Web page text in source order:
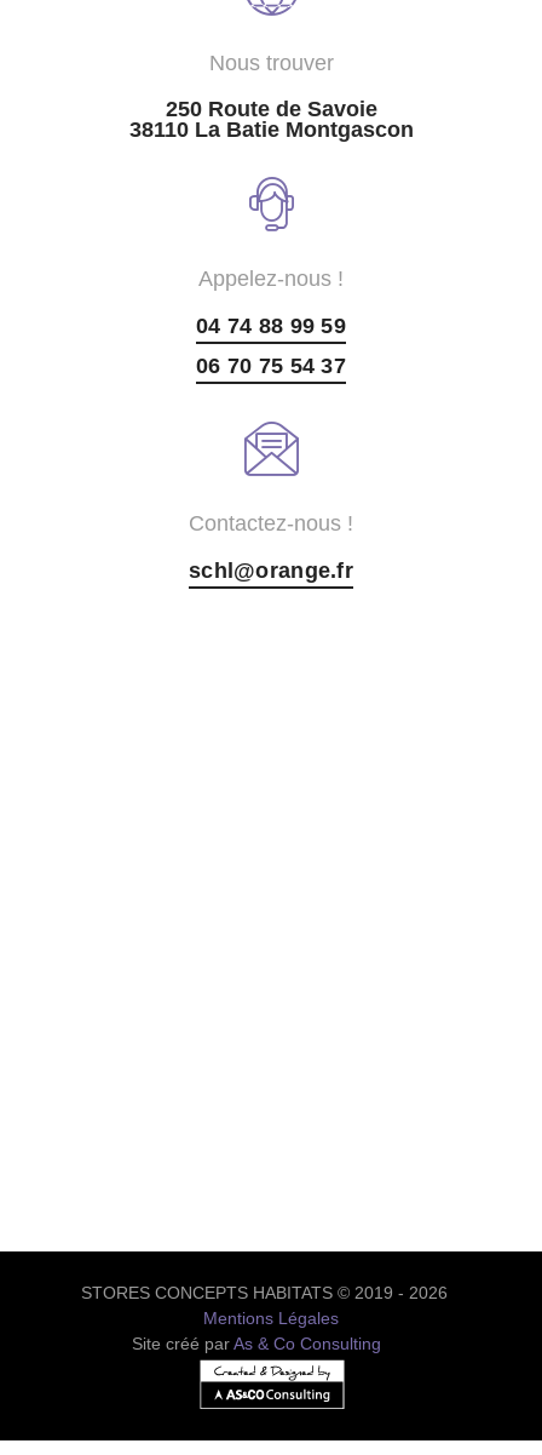
Nous trouver
250 Route de Savoie
38110 La Batie Montgascon
Appelez-nous !
04 74 88 99 59
06 70 75 54 37
Contactez-nous !
schl@orange.fr
STORES CONCEPTS HABITATS © 2019 - 2026
Mentions Légales
Site créé parAs & Co Consulting